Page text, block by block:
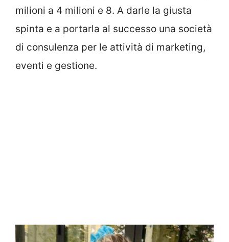
milioni a 4 milioni e 8. A darle la giusta
spinta e a portarla al successo una società
di consulenza per le attività di marketing,
eventi e gestione.